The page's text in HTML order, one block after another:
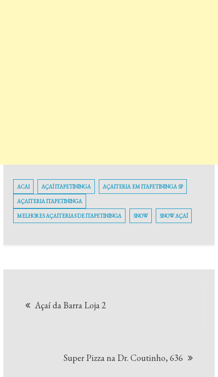
ACAI AÇAÍ ITAPETININGA AÇAITERIA EM ITAPETININGA SP
AÇAITERIA ITAPETININGA
MELHORES AÇAITERIAS DE ITAPETININGA SNOW SNOW AÇAÍ
Açaí da Barra Loja 2
Super Pizza na Dr. Coutinho, 636